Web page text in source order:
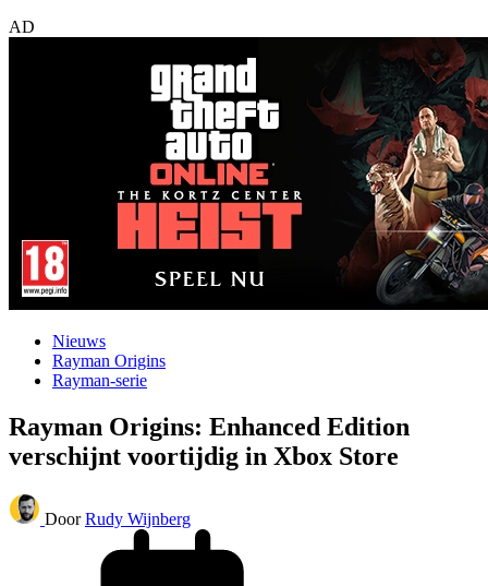
AD
Nieuws
Rayman Origins
Rayman-serie
Rayman Origins: Enhanced Edition
verschijnt voortijdig in Xbox Store
Door Rudy Wijnberg